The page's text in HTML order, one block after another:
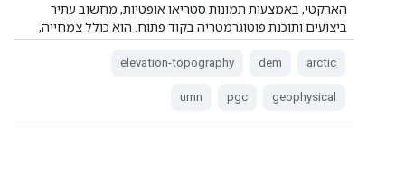
הארקטי, באמצעות תמונות סטריאו אופטיות, מחשוב עתיר
ביצועים ותוכנת פוטוגרמטריה בקוד פתוח. הוא כולל צמחייה,
arctic
dem
elevation-topography
geophysical
pgc
umn